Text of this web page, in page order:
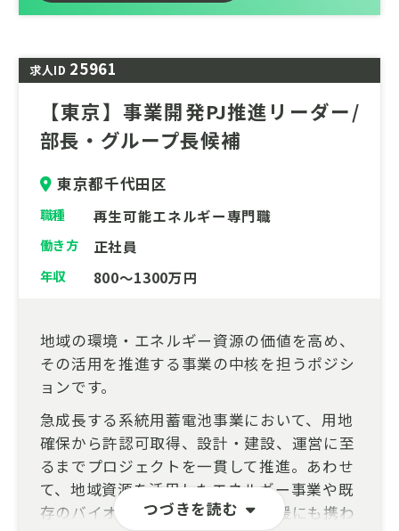
求人ID 25961
【東京】事業開発PJ推進リーダー/
部長・グループ長候補
東京都千代田区
職種 再生可能エネルギー専門職
働き方 正社員
年収 800～1300万円
つづきを読む
地域の環境・エネルギー資源の価値を高め、
その活用を推進する事業の中核を担うポジシ
ョンです。
急成長する系統用蓄電池事業において、用地
確保から許認可取得、設計・建設、運営に至
るまでプロジェクトを一貫して推進。あわせ
て、地域資源を活用したエネルギー事業や既
存のバイオマス発電事業の運営支援にも携わ